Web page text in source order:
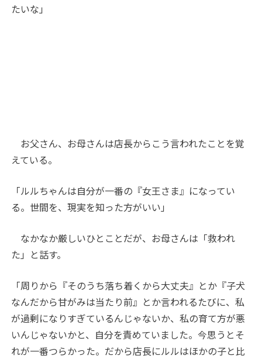
たいな」
お父さん、お母さんは店長からこう言われたことを覚
えている。
「ルルちゃんは自分が一番の『女王さま』になってい
る。世間を、現実を知った方がいい」
なかなか厳しいひとことだが、お母さんは「救われ
た」と話す。
「周りから『そのうち落ち着くから大丈夫』とか『子犬
なんだから甘がみは当たり前』とか言われるたびに、私
が過剰になりすぎているんじゃないか、私の育て方が悪
いんじゃないかと、自分を責めていました。今思うとそ
れが一番つらかった。だから店長にルルはほかの子と比